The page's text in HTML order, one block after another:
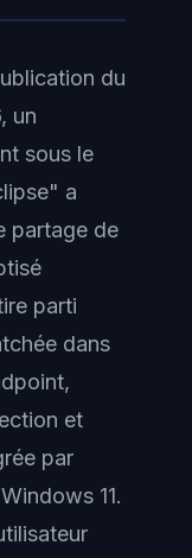
du
un
sous le
a
partage de
parti
dans
et
par
11.